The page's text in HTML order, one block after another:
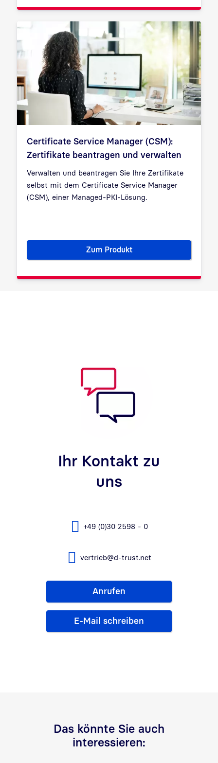
Certificate Service Manager (CSM):
Zertifikate beantragen und verwalten
Verwalten und beantragen Sie Ihre Zertifikate
selbst mit dem Certificate Service Manager
(CSM), einer Managed-PKI-Lösung.
Zum ProduktCertificate Service Manager
Ihr Kontakt zu
uns
+49 (0)30 2598 - 0
vertrieb@d-trust.net
Anrufen
E-Mail schreiben
Das könnte Sie auch
interessieren: